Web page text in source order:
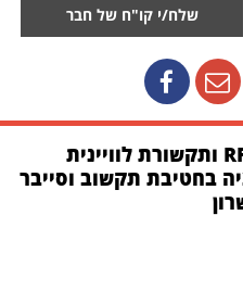
שלח/י קו"ח של חבר
דרוש/ה מהנדס/ת תמיכה RF ותקשורת לוויינית
בחטיבת תקשוב וסייבר